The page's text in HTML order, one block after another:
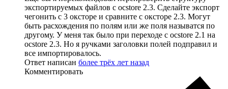
экспортируемых файлов с ocstore 2.3. Сделайте экспорт
чегонить с 3 оксторе и сравните с оксторе 2.3. Могут
быть расхождения по полям или же поля называтся по
другому. У меня так было при переходе с ocstore 2.1 на
ocstore 2.3. Но я ручками заголовки полей подправил и
все импортировалось.
Ответ написан более трёх лет назад
Комментировать